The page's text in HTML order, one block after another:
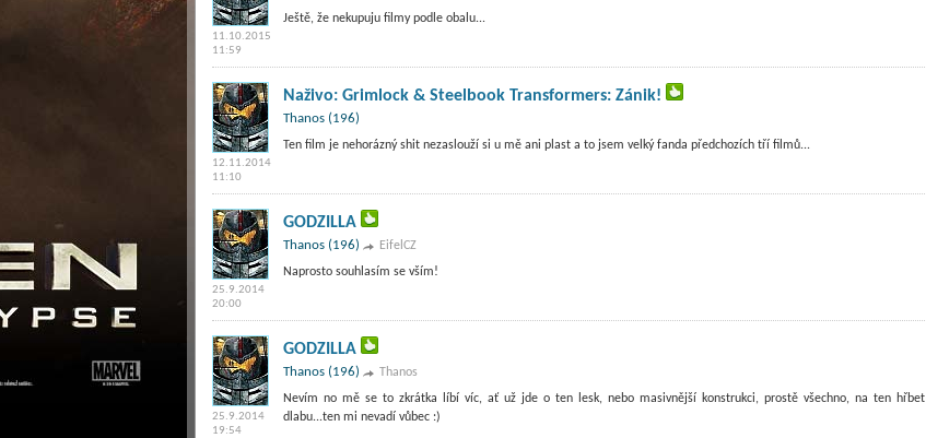
11.10.2015
11:59
Ještě, že nekupuju filmy podle obalu...
12.11.2014
11:10
Naživo: Grimlock & Steelbook Transformers: Zánik!
Thanos (196)
Ten film je nehorázný shit nezaslouží si u mě ani plast a to jsem velký fanda předchozích tří filmů...
25.9.2014
20:00
GODZILLA
Thanos (196)
EifelCZ
Naprosto souhlasím se vším!
25.9.2014
19:54
GODZILLA
Thanos (196)
Thanos
Nevím no mě se to zkrátka líbí víc, ať už jde o ten lesk, nebo masivnější konstrukci, prostě všechno, na ten hřbet
dlabu...ten mi nevadí vůbec :)